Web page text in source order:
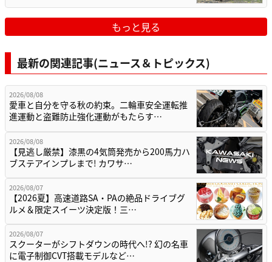
もっと見る
最新の関連記事(ニュース＆トピックス)
2026/08/08
愛車と自分を守る秋の約束。二輪車安全運転推
進運動と盗難防止強化運動がもたらす…
2026/08/08
【見逃し厳禁】漆黒の4気筒発売から200馬力ハ
ブステアインプレまで! カワサ…
2026/08/07
【2026夏】高速道路SA・PAの絶品ドライブグ
ルメ＆限定スイーツ決定版！三…
2026/08/07
スクーターがシフトダウンの時代へ!? 幻の名車
に電子制御CVT搭載モデルなど…